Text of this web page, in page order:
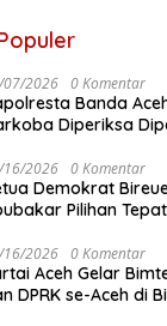
07/2026 0 Komentar
Banda
Diperiksa
16/2026 0 Komentar
Demokrat
Pilihan
16/2026 0 Komentar
Aceh Gelar
DPRK se-Aceh di